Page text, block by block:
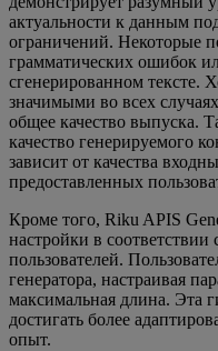
актуальности к данным
ограничений. Некоторые
грамматических ошибок
сгенерированном тексте.
значимыми во всех
общее качество выпуска.
качество генерируемого
зависит от качества
предоставленных
Кроме того, Riku APIS
настройки в
пользователей.
генератора, настраивая
максимальная длина. Эта
достигать более
опыт.